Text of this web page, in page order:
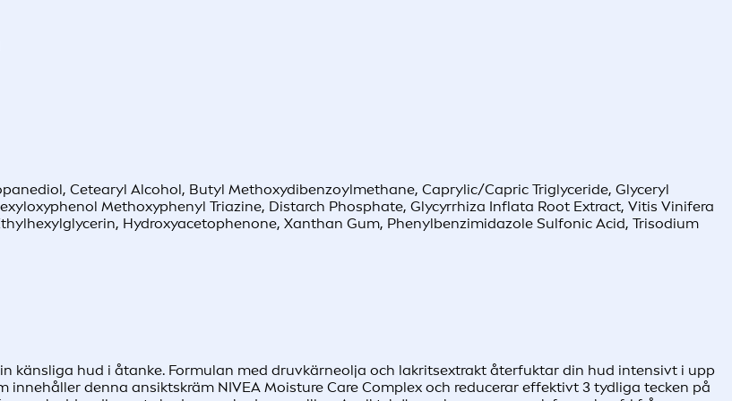
Cetearyl Alcohol, Butyl Methoxydibenzoylmethane, Caprylic/Capric Triglyceride, Glyceryl
Methoxyphenyl Triazine, Distarch Phosphate, Glycyrrhiza Inflata Root Extract, Vitis Vinifera
Hydroxyacetophenone, Xanthan Gum, Phenylbenzimidazole Sulfonic Acid, Trisodium
känsliga hud i åtanke. Formulan med druvkärneolja och lakritsextrakt återfuktar din hud intensivt i upp
denna ansiktskräm NIVEA Moisture Care Complex och reducerar effektivt 3 tydliga tecken på